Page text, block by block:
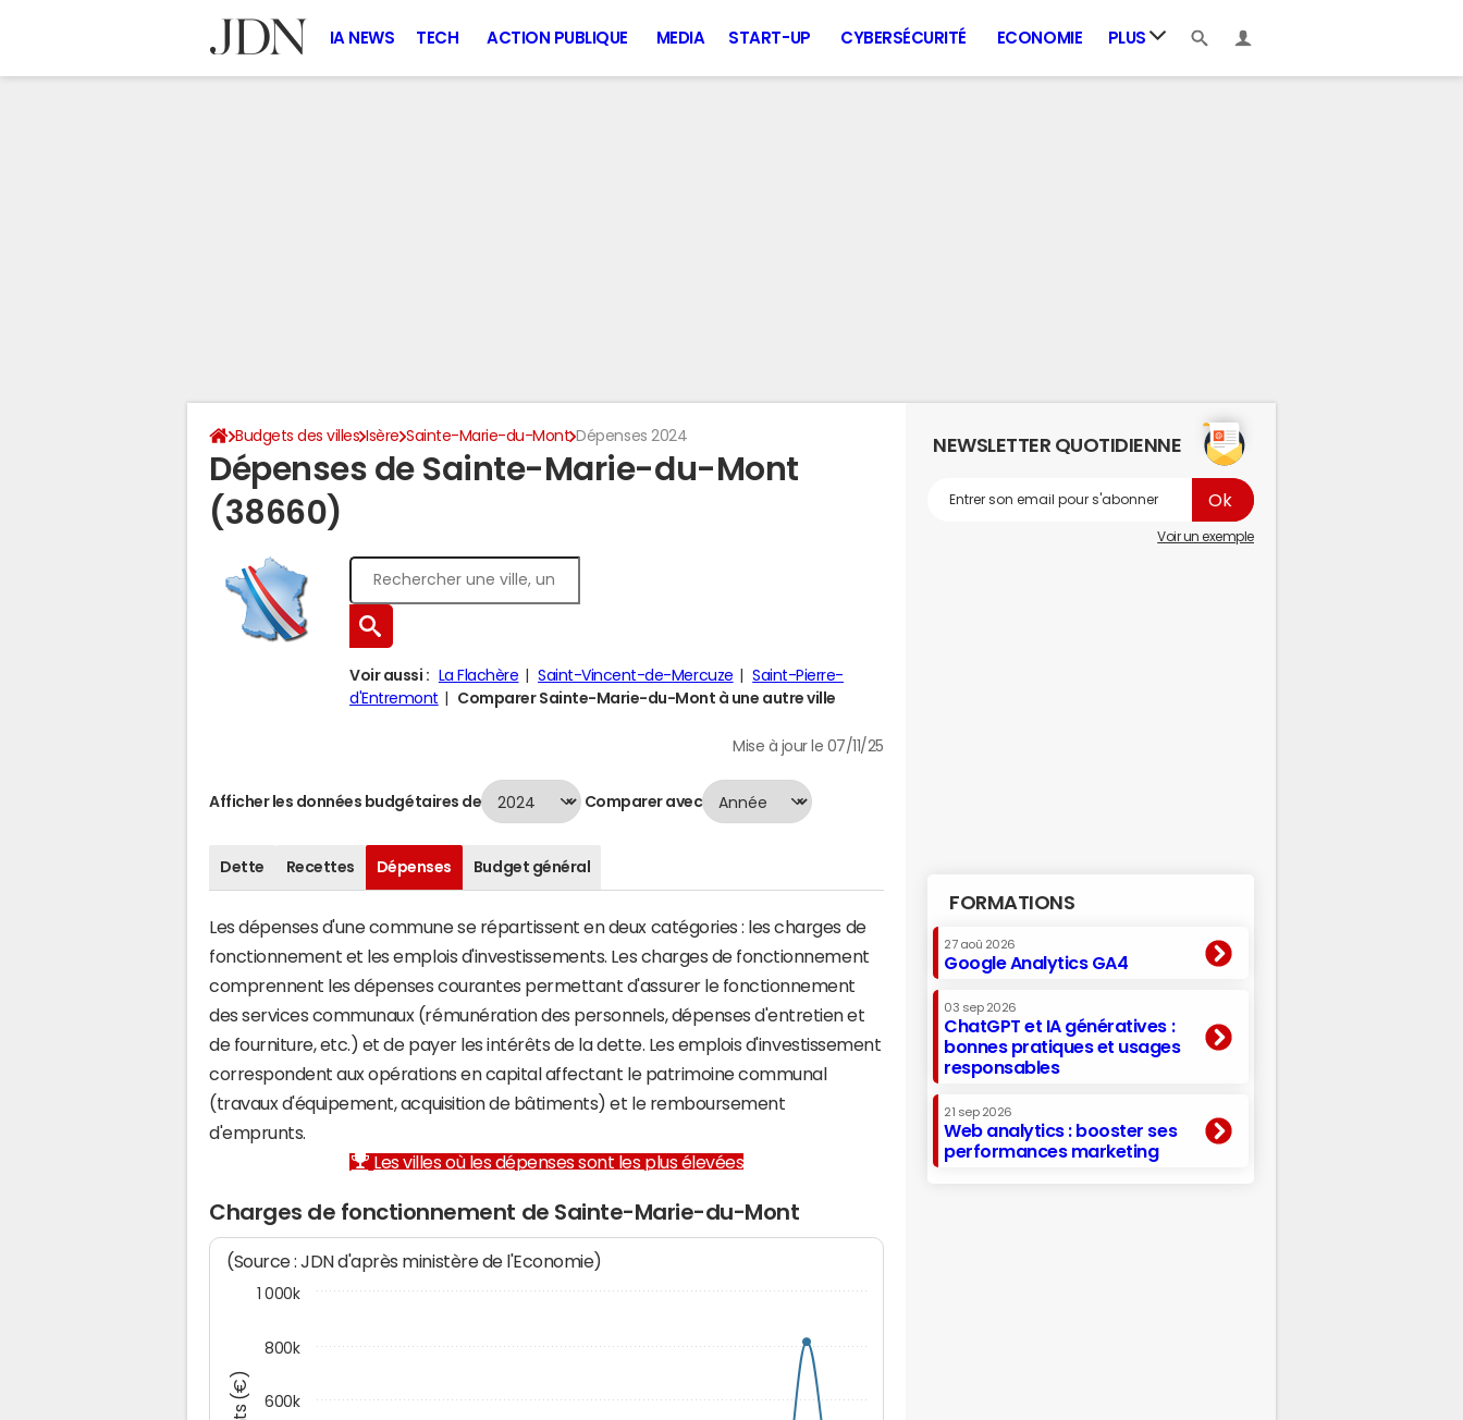
IA NEWS TECH ACTION PUBLIQUE MEDIA START-UP CYBERSÉCURITÉ ECONOMIE PLUS
Budgets des villes Isère Sainte-Marie-du-Mont Dépenses 2024
Dépenses de Sainte-Marie-du-Mont
(38660)
Voir aussi : La Flachère Saint-Vincent-de-Mercuze
Saint-Pierre-
d'Entremont
Comparer Sainte-Marie-du-Mont à une autre ville
Mise à jour le 07/11/25
Afficher les données budgétaires de Comparer avec
Dette Recettes Dépenses Budget général
Les dépenses d'une commune se répartissent en deux catégories : les charges de
fonctionnement et les emplois d'investissements. Les charges de fonctionnement
comprennent les dépenses courantes permettant d'assurer le fonctionnement
des services communaux (rémunération des personnels, dépenses d'entretien et
de fourniture, etc.) et de payer les intérêts de la dette. Les emplois d'investissement
correspondent aux opérations en capital affectant le patrimoine communal
(travaux d'équipement, acquisition de bâtiments) et le remboursement
d'emprunts.
Les villes où les dépenses sont les plus élevées
Charges de fonctionnement de Sainte-Marie-du-Mont
(Source : JDN d'après ministère de l'Economie)
600k
800k
1 000k
NEWSLETTER QUOTIDIENNE
Voir un exemple
FORMATIONS
27 aoû 2026
Google Analytics GA4
03 sep 2026
ChatGPT et IA génératives :
bonnes pratiques et usages
responsables
21 sep 2026
Web analytics : booster ses
performances marketing